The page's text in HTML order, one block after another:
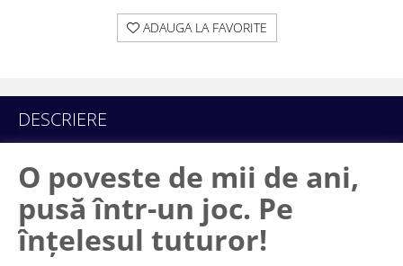
ADAUGA LA FAVORITE
DESCRIERE
O poveste de mii de ani,
pusă într-un joc. Pe
înțelesul tuturor!